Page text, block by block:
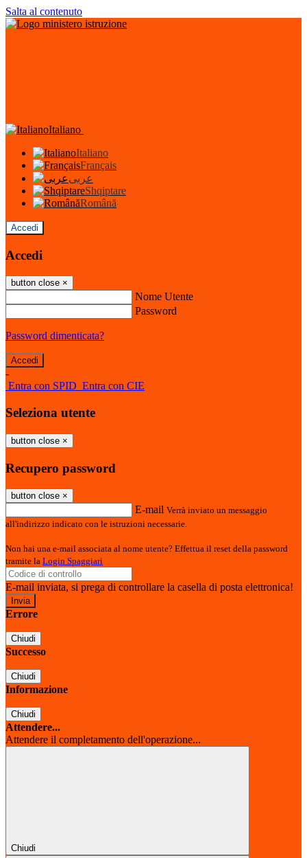
Salta al contenuto
Italiano
Italiano
Français
عربى
Shqiptare
Română
Accedi
Accedi
button close ×
Nome Utente
Password
Password dimenticata?
-
Entra con SPID Entra con CIE
Seleziona utente
button close ×
Recupero password
button close ×
E-mail Verrà inviato un messaggio
all'indirizzo indicato con le istruzioni necessarie.
Non hai una e-mail associata al nome utente? Effettua il reset della password
tramite la Login Spaggiari
E-mail inviata, si prega di controllare la casella di posta elettronica!
Errore
Chiudi
Successo
Chiudi
Informazione
Chiudi
Attendere...
Attendere il completamento dell'operazione...
Chiudi